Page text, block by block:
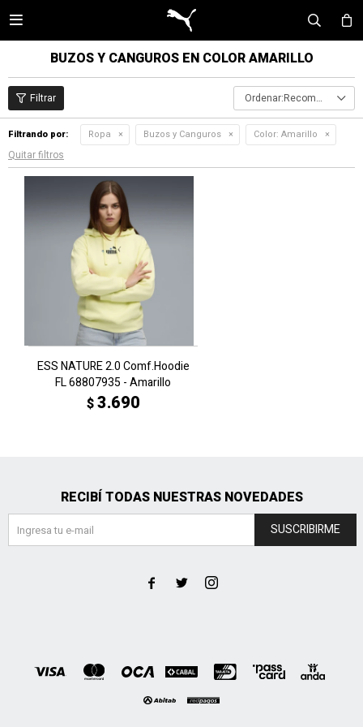

BUZOS Y CANGUROS EN COLOR AMARILLO
Recomendados
Filtrando por: Ropa Buzos y Canguros Color: Amarillo
Quitar filtros
ESS NATURE 2.0 Comf.Hoodie
FL 68807935 - Amarillo
$3.690
RECIBÍ TODAS NUESTRAS NOVEDADES
SUSCRIBIRME
  